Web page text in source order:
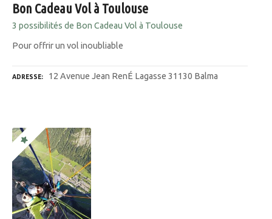
Bon Cadeau Vol à Toulouse
3 possibilités de Bon Cadeau Vol à Toulouse
Pour offrir un vol inoubliable
ADRESSE 12 Avenue Jean RenÉ Lagasse 31130 Balma